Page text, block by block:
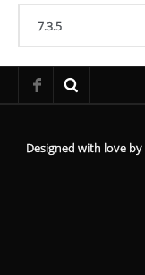
Designed with love by